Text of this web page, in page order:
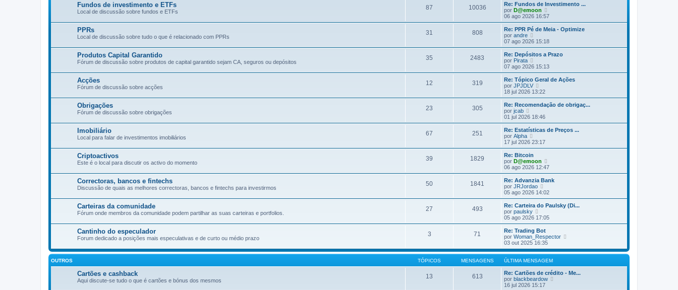
Fundos de investimento e ETFs
Local de discussão sobre fundos e ETFs
87 10036
Re: Fundos de Investimento ...
por D@emoon
e
j
a
ú
t
i
m
a
e
a
g
06 ago 2026 16:57
PPRs
Local de discussão sobre tudo o que é relacionado com PPRs
31 808
Re: PPR Pé de Meia - Optimize
por andre
e
j
a
ú
t
i
m
a
e
s
a
g
m
07 ago 2026 15:18
Produtos Capital Garantido
Fórum de discussão sobre produtos de capital garantido sejam CA, seguros ou depósitos
35 2483
Re: Depósitos a Prazo
por Pirata
e
j
a
a
ú
i
m
a
e
s
a
e
m
07 ago 2026 15:13
Acções
Fórum de discussão sobre acções
12 319
Re: Tópico Geral de Ações
por JPJDLV
e
j
a
ú
i
m
a
n
s
a
g
e
m
18 jul 2026 13:22
Obrigações
Fórum de discussão sobre obrigações
23 305
Re: Recomendação de obrigaç...
por jcab
e
j
a
a
ú
i
m
a
e
n
s
a
g
e
m
01 jul 2026 18:46
Imobiliário
Local para falar de investimentos imobiliários
67 251
Re: Estatísticas de Preços ...
por Alpha
e
j
a
ú
t
i
m
a
e
n
s
a
g
e
m
17 jul 2026 23:17
Criptoactivos
Este é o local para discutir os activo do momento
39 1829
Re: Bitcoin
por D@emoon
e
j
a
ú
i
m
a
n
a
e
m
06 ago 2026 12:47
Correctoras, bancos e fintechs
Discussão de quais as melhores correctoras, bancos e fintechs para investirmos
50 1841
Re: Advanzia Bank
por JRJordao
e
j
a
ú
t
i
m
a
M
e
n
a
g
05 ago 2026 14:02
Carteiras da comunidade
Fórum onde membros da comunidade podem partilhar as suas carteiras e portfolios.
27 493
Re: Carteira do Paulsky (Di...
por paulsky
e
j
a
a
ú
t
i
m
a
M
e
05 ago 2026 17:05
Cantinho do especulador
Forum dedicado a posições mais especulativas e de curto ou médio prazo
3 71
Re: Trading Bot
por Woman_Respector
j
a
ú
l
03 out 2025 16:35
OUTROS TÓPICOS MENSAGENS ÚLTIMA MENSAGEM
Cartões e cashback
Aqui discute-se tudo o que é cartões e bónus dos mesmos
13 613
Re: Cartões de crédito - Me...
por blackbeardow
16 jul 2026 15:17